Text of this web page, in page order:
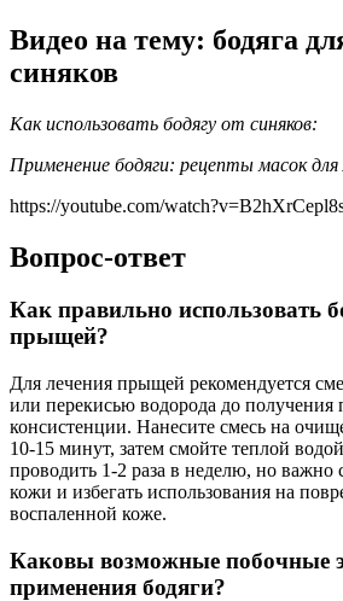
Видео на тему: бодяга
синяков
Как использовать бодягу от синяков:
Применение бодяги: рецепты масок для
https://youtube.com/
Вопрос-ответ
Как правильно использовать
прыщей?
Для лечения прыщей рекомендуется
или перекисью водорода до получения
консистенции. Нанесите смесь на
10-15 минут, затем смойте теплой
проводить 1-2 раза в неделю, но важно
кожи и избегать использования на
воспаленной коже.
Каковы возможные побочные
применения бодяги?